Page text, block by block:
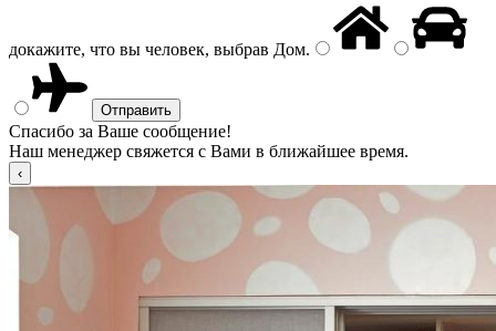
докажите, что вы человек, выбрав Дом.
Спасибо за Ваше сообщение!
Наш менеджер свяжется с Вами в ближайшее время.